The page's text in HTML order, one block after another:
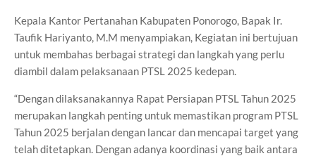
Kepala Kantor Pertanahan Kabupaten Ponorogo, Bapak Ir.
Taufik Hariyanto, M.M menyampiakan, Kegiatan ini bertujuan
untuk membahas berbagai strategi dan langkah yang perlu
diambil dalam pelaksanaan PTSL 2025 kedepan.
“Dengan dilaksanakannya Rapat Persiapan PTSL Tahun 2025
merupakan langkah penting untuk memastikan program PTSL
Tahun 2025 berjalan dengan lancar dan mencapai target yang
telah ditetapkan. Dengan adanya koordinasi yang baik antara